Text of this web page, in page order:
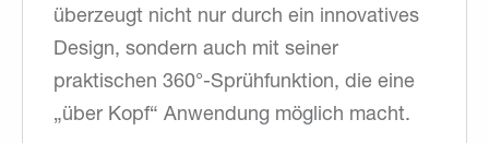
überzeugt nicht nur durch ein innovatives
Design, sondern auch mit seiner
praktischen 360°-Sprühfunktion, die eine
„über Kopf“ Anwendung möglich macht.